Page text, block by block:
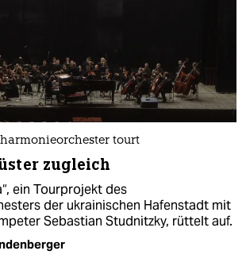
tourt
zugleich
ein Tourprojekt des
der ukrainischen Hafenstadt mit
Sebastian Studnitzky, rüttelt auf.